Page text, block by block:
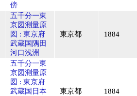
傍
五千分一東
京図測量原
図 : 東京府
武蔵国隅田
河口浅洲
東京都 1884
五千分一東
京図測量原
図 : 東京府
武蔵国日本
東京都 1884